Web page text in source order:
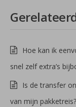
Hoe kan ik
snel zelf extra’s
Is de transfer
van mijn pakketreis?